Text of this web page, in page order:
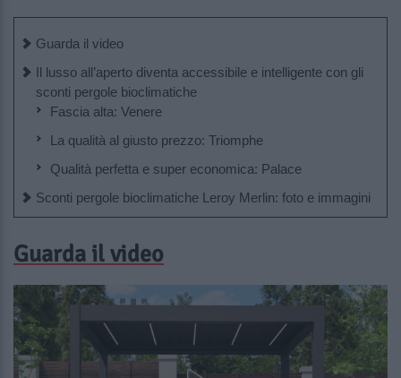
Guarda il video
Il lusso all’aperto diventa accessibile e intelligente con gli
sconti pergole bioclimatiche
Fascia alta: Venere
La qualità al giusto prezzo: Triomphe
Qualità perfetta e super economica: Palace
Sconti pergole bioclimatiche Leroy Merlin: foto e immagini
Guarda il video